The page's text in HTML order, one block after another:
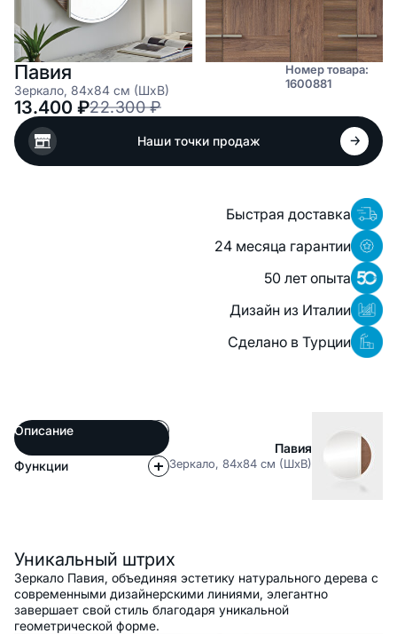
Павия
Зеркало, 84x84 см (ШxВ)
Номер товара:
1600881
22.300 ₽
13.400 ₽
Наши точки продаж
Быстрая доставка
24 месяца гарантии
50 лет опыта
Дизайн из Италии
Сделано в Турции
Описание
Функции
Павия
Зеркало, 84x84 см (ШxВ)
Уникальный штрих
Зеркало Павия, объединяя эстетику натурального дерева с
современными дизайнерскими линиями, элегантно
завершает свой стиль благодаря уникальной
геометрической форме.